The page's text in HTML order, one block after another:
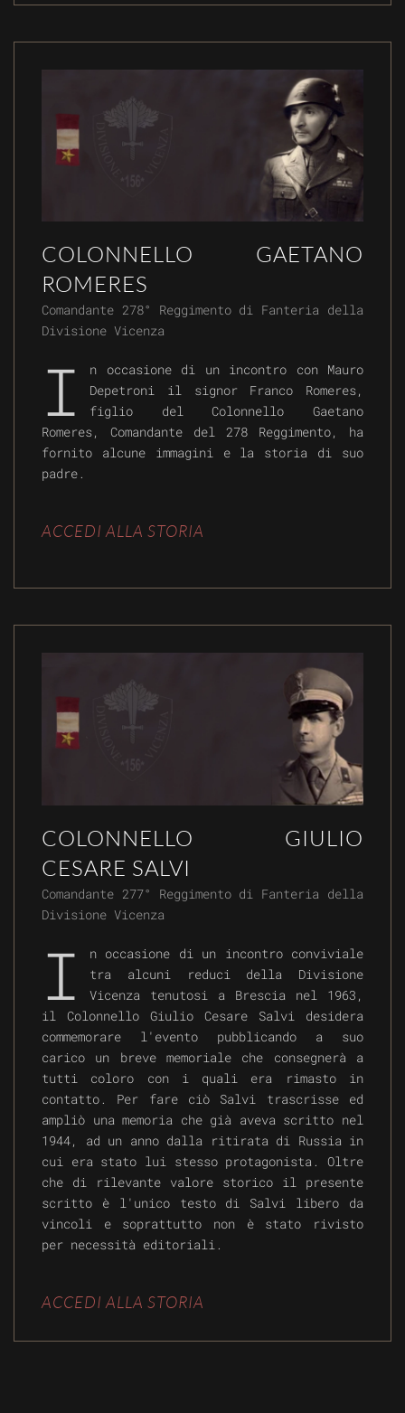
COLONNELLO GAETANO
ROMERES
Comandante 278° Reggimento di Fanteria della
Divisione Vicenza
I
n occasione di un incontro con Mauro
Depetroni il signor Franco Romeres,
figlio del Colonnello Gaetano
Romeres, Comandante del 278 Reggimento, ha
fornito alcune immagini e la storia di suo
padre.
ACCEDI ALLA STORIA
COLONNELLO GIULIO
CESARE SALVI
Comandante 277° Reggimento di Fanteria della
Divisione Vicenza
I
n occasione di un incontro conviviale
tra alcuni reduci della Divisione
Vicenza tenutosi a Brescia nel 1963,
il Colonnello Giulio Cesare Salvi desidera
commemorare l'evento pubblicando a suo
carico un breve memoriale che consegnerà a
tutti coloro con i quali era rimasto in
contatto. Per fare ciò Salvi trascrisse ed
ampliò una memoria che già aveva scritto nel
1944, ad un anno dalla ritirata di Russia in
cui era stato lui stesso protagonista. Oltre
che di rilevante valore storico il presente
scritto è l'unico testo di Salvi libero da
vincoli e soprattutto non è stato rivisto
per necessità editoriali.
ACCEDI ALLA STORIA